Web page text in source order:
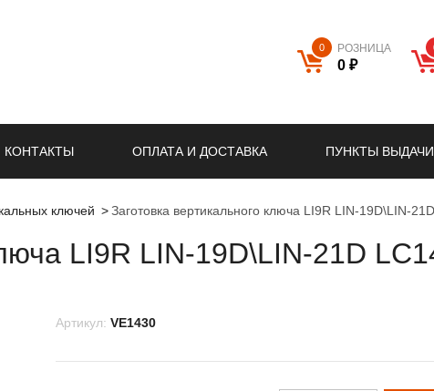
0 РОЗНИЦА
0 ₽
КОНТАКТЫ ОПЛАТА И ДОСТАВКА ПУНКТЫ ВЫДАЧИ
ключей Заготовка вертикального ключа LI9R LIN-19D\LIN-
LI9R LIN-19D\LIN-21D
Артикул: VE1430